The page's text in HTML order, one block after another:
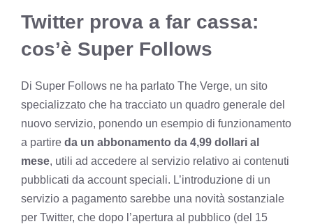
Twitter prova a far cassa:
cos’è Super Follows
Di Super Follows ne ha parlato The Verge, un sito
specializzato che ha tracciato un quadro generale del
nuovo servizio, ponendo un esempio di funzionamento
a partire da un abbonamento da 4,99 dollari al
mese, utili ad accedere al servizio relativo ai contenuti
pubblicati da account speciali. L’introduzione di un
servizio a pagamento sarebbe una novità sostanziale
per Twitter, che dopo l’apertura al pubblico (del 15